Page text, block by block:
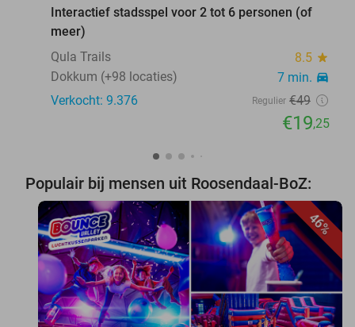
Interactief stadsspel voor 2 tot 6 personen (of
meer)
Qula Trails
8.5 star
Dokkum (+98 locaties) 7 min. directions_car
Verkocht: 9.376 Regulier €49
€19,25
Populair bij mensen uit Roosendaal-BoZ:
46%